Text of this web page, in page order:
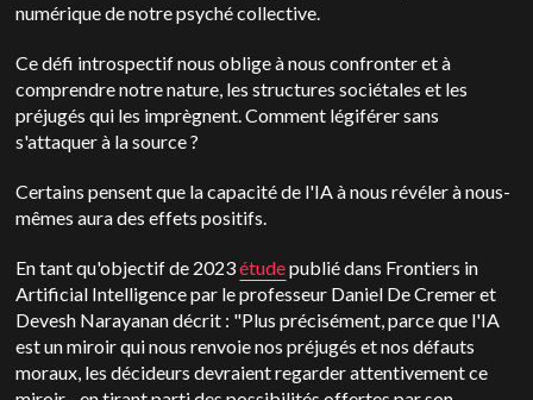
numérique de notre psyché collective.
Ce défi introspectif nous oblige à nous confronter et à
comprendre notre nature, les structures sociétales et les
préjugés qui les imprègnent. Comment légiférer sans
s'attaquer à la source ?
Certains pensent que la capacité de l'IA à nous révéler à nous-
mêmes aura des effets positifs.
En tant qu'objectif de 2023étudepublié dans Frontiers in
Artificial Intelligence par le professeur Daniel De Cremer et
Devesh Narayanan décrit : "Plus précisément, parce que l'IA
est un miroir qui nous renvoie nos préjugés et nos défauts
moraux, les décideurs devraient regarder attentivement ce